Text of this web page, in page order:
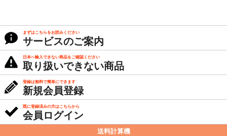
まずはこちらをお読みください
サービスのご案内
日本へ輸入できない商品をご確認ください
取り扱いできない商品
登録は無料で簡単にできます
新規会員登録
既に登録済みの方はこちらから
会員ログイン
送料計算機